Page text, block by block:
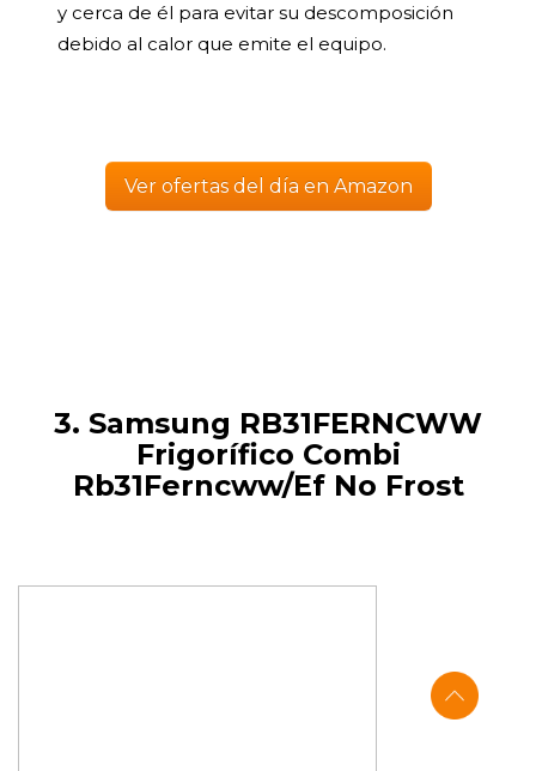
y cerca de él para evitar su descomposición
debido al calor que emite el equipo.
Ver ofertas del día en Amazon
3. Samsung RB31FERNCWW
Frigorífico Combi
Rb31Ferncww/Ef No Frost